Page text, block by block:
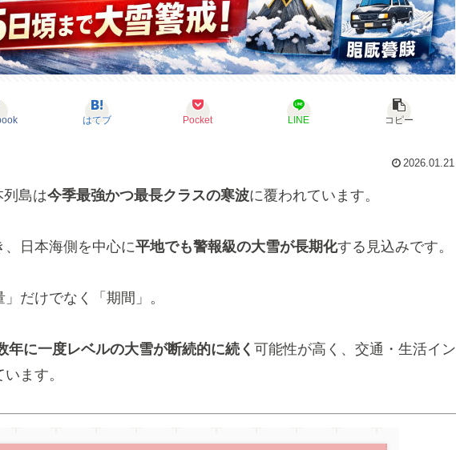
はてブ Pocket LINE コピー
2026.01.21
列島は今季最強かつ最長クラスの寒波に覆われています。
日本海側を中心に平地でも警報級の大雪が長期化する見込みです。
だけでなく「期間」。
年に一度レベルの大雪が断続的に続く 可能性が高く、交通・生活イン
ます。